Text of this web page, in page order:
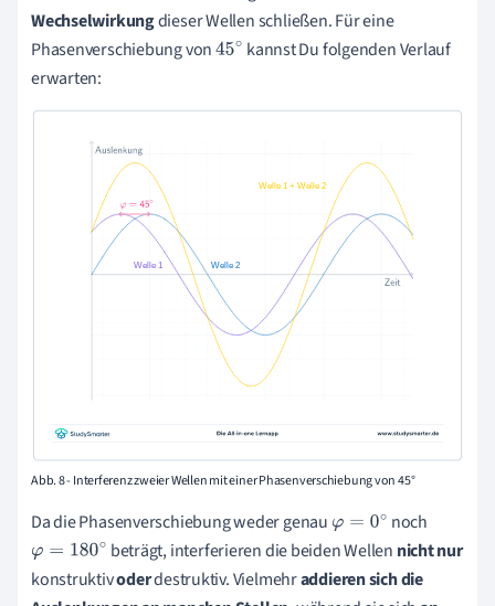
Wechselwirkungdieser Wellen schließen. Für eine
Phasenverschiebung von45
kannst Du folgenden Verlauf
erwarten:
Abb. 8 - Interferenz zweier Wellen mit einer Phasenverschiebung von 45°
Da die Phasenverschiebung weder genau φ=0∘
noch
φ=180∘ beträgt, interferieren die beiden Wellen nicht nur
konstruktivoderdestruktiv. Vielmehraddieren sich die